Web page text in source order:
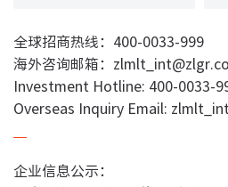
全球招商热线：400-0033-999
海外咨询邮箱：
Investment Hotline: 400-0033-
Overseas Inquiry Email:
企业信息公示：